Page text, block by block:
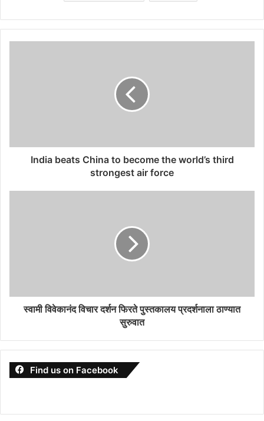
India beats China to become the world’s third
strongest air force
स्वामी विवेकानंद विचार दर्शन फिरते पुस्तकालय प्रदर्शनाला ठाण्यात
सुरुवात
Find us on Facebook